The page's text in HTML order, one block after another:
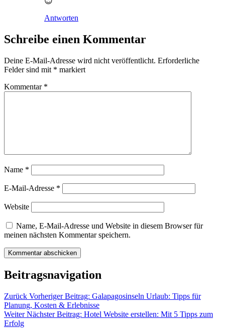
Antworten
Schreibe einen Kommentar
Deine E-Mail-Adresse wird nicht veröffentlicht. Erforderliche
Felder sind mit * markiert
Kommentar *
Name *
E-Mail-Adresse *
Website
Name, E-Mail-Adresse und Website in diesem Browser für
meinen nächsten Kommentar speichern.
Beitragsnavigation
Zurück Vorheriger Beitrag: Galapagosinseln Urlaub: Tipps für
Planung, Kosten & Erlebnisse
Weiter Nächster Beitrag: Hotel Website erstellen: Mit 5 Tipps zum
Erfolg